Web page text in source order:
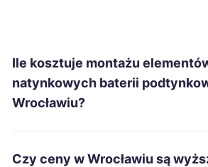
Chełm
Stalowa Wola
Ile kosztuje montażu
natynkowych baterii
Wrocławiu?
Czy ceny w Wrocławiu są